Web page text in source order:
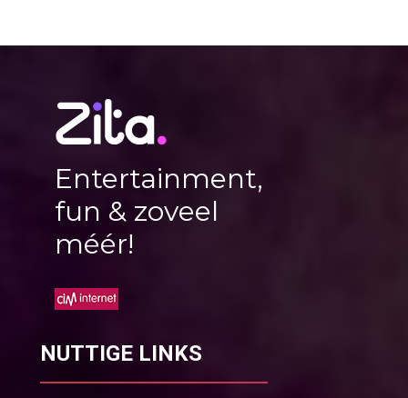
Entertainment,
fun & zoveel
méér!
NUTTIGE LINKS